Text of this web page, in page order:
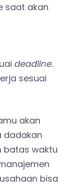
saat akan
deadline.
sesuai
akan
dadakan
batas waktu
bisa